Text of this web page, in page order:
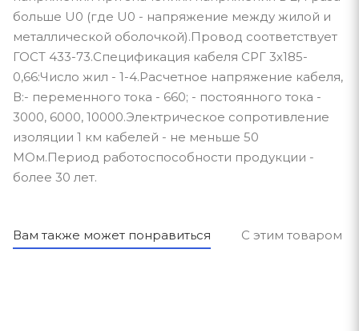
больше U0 (где U0 - напряжение между жилой и
металлической оболочкой).Провод соответствует
ГОСТ 433-73.Спецификация кабеля СРГ 3х185-
0,66:Число жил - 1-4.Расчетное напряжение кабеля,
В:- переменного тока - 660; - постоянного тока -
3000, 6000, 10000.Электрическое сопротивление
изоляции 1 км кабелей - не меньше 50
МОм.Период работоспособности продукции -
более 30 лет.
Вам также может понравиться С этим товаром